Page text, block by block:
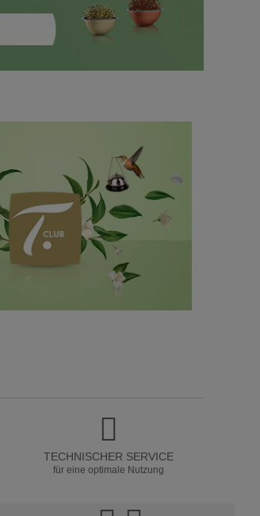
TECHNISCHER SERVICE
für eine optimale Nutzung